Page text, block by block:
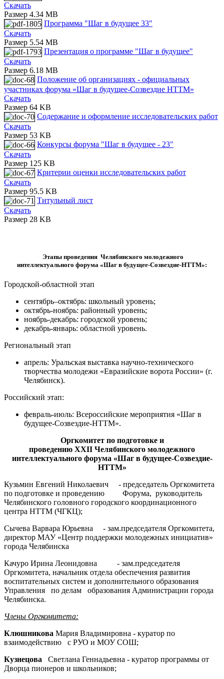
Скачать
Размер 4.34 MB
Программа "Шаг в будущее 33"
Скачать
Размер 5.54 MB
Презентация о программе "Шаг в будущее"
Скачать
Размер 6.18 MB
Положение об организациях - официальных
участниках форума «Шаг в будущее-Созвездие НТТМ»
Скачать
Размер 64 KB
Содержание и оформление исследовательских работ
Скачать
Размер 53 KB
Конкурсы форума "Шаг в будущее - 23"
Скачать
Размер 125 KB
Критерии оценки исследовательских работ
Скачать
Размер 95.5 KB
Титульный лист
Скачать
Размер 28 KB
Этапы проведения Челябинского молодежного
интеллектуального форума «Шаг в будущее-Созвездие-НТТМ»:
Городской-областной этап
сентябрь–октябрь: школьный уровень;
октябрь-ноябрь: районный уровень;
ноябрь-декабрь: городской уровень;
декабрь-январь: областной уровень.
Региональный этап
апрель: Уральская выставка научно-технического
творчества молодежи «Евразийские ворота России» (г.
Челябинск).
Российский этап:
февраль-июль: Всероссийские мероприятия «Шаг в
будущее-Созвездие-НТТМ».
Оргкомитет по подготовке и
проведению XXII Челябинского молодежного
интеллектуального форума «Шаг в будущее-Созвездие-
НТТМ»
Кузьмин Евгений Николаевич - председатель Оргкомитета
по подготовке и проведению Форума, руководитель
Челябинского головного городского координационного
центра НТТМ (ЧГКЦ);
Сычева Варвара Юрьевна - зам.председателя Оргкомитета,
директор МАУ «Центр поддержки молодежных инициатив»
города Челябинска
Качуро Ирина Леонидовна - зам.председателя
Оргкомитета, начальник отдела обеспечения развития
воспитательных систем и дополнительного образования
Управления по делам образования Администрации города
Челябинска.
Члены Оргкомитета:
Клюшникова Мария Владимировна - куратор по
взаимодействию с РУО и МОУ СОШ;
Кузнецова Светлана Геннадьевна - куратор программы от
Дворца пионеров и школьников;